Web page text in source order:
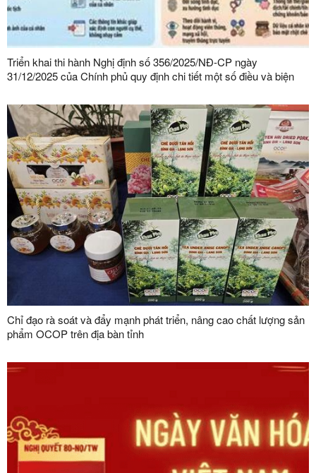
Triển khai thi hành Nghị định số 356/2025/NĐ-CP ngày
31/12/2025 của Chính phủ quy định chi tiết một số điều và biện
Sơn
Chỉ đạo rà soát và đẩy mạnh phát triển, nâng cao chất lượng sản
phẩm OCOP trên địa bàn tỉnh